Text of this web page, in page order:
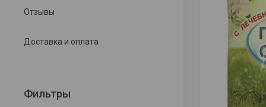
Отзывы
Доставка и оплата
Фильтры